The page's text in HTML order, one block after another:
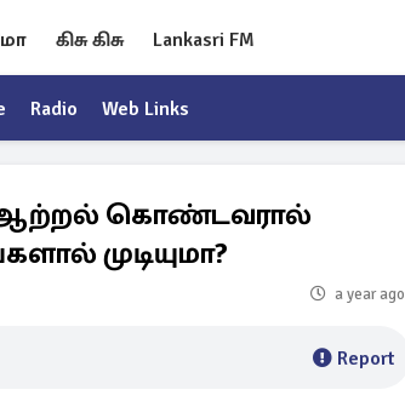
கிசு கிசு Lankasri FM
Radio Web Links
ஆற்றல் கொண்டவரால்
முடியுமா?
a year ago
Report